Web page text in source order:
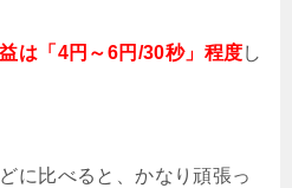
は「4円～6円/30秒」程度し
に比べると、かなり頑張っ